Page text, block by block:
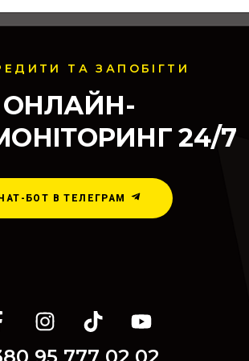
ТА ЗАПОБІГТИ
ОНЛАЙН-
24/7
БОТ В ТЕЛЕГРАМ